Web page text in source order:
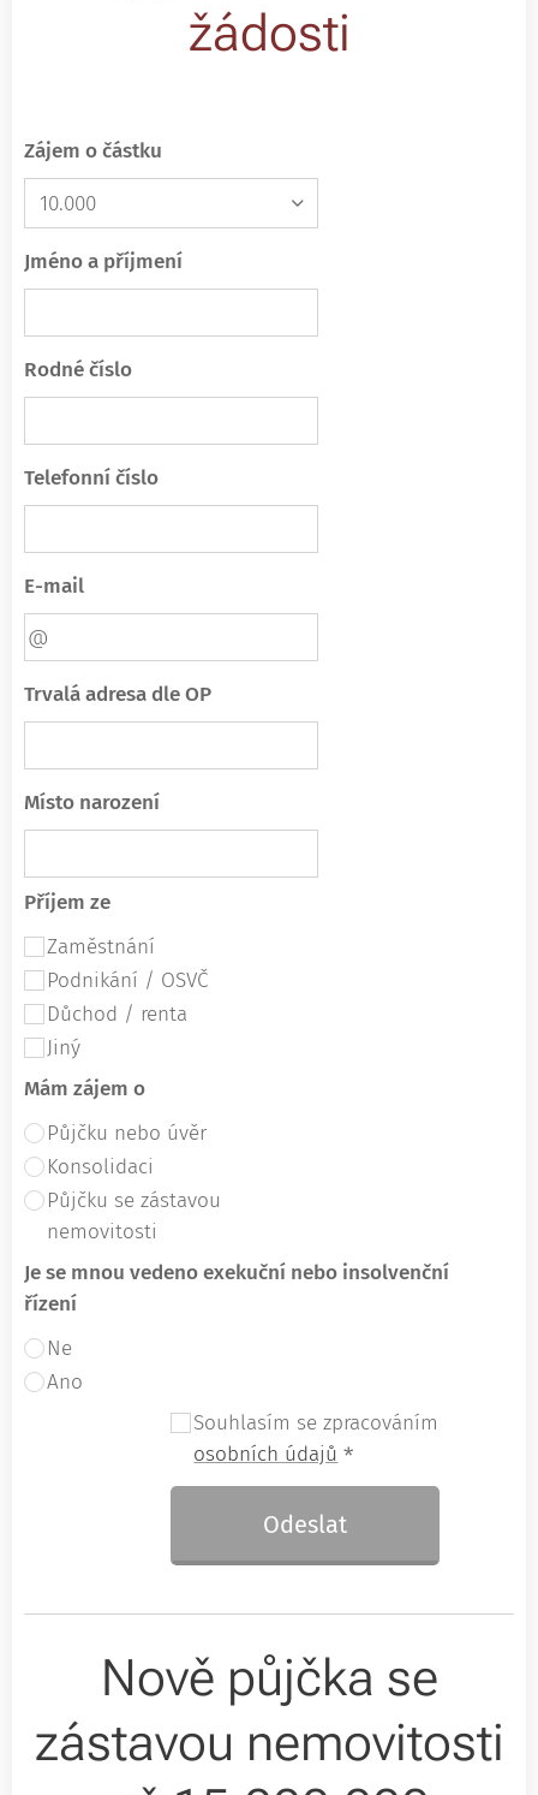
žádosti
Zájem o částku
Jméno a příjmení
Rodné číslo
Telefonní číslo
E-mail
Trvalá adresa dle OP
Místo narození
Příjem ze
Zaměstnání
Podnikání / OSVČ
Důchod / renta
Jiný
Mám zájem o
Půjčku nebo úvěr
Konsolidaci
Půjčku se zástavou
nemovitosti
Je se mnou vedeno exekuční nebo insolvenční
řízení
Ne
Ano
Souhlasím se zpracováním
osobních údajů
Odeslat
Nově půjčka se
zástavou nemovitosti